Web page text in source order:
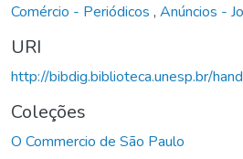
Comércio - Periódicos , Anúncios -
URI
http://bibdig.biblioteca.unesp.br/
Coleções
O Commercio de São Paulo